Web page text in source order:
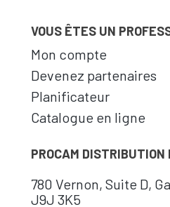
VOUS ÊTES UN
Mon compte
Devenez partenaires
Planificateur
Catalogue en ligne
PROCAM DISTRIBUTION
780 Vernon, Suite D,
J9J 3K5